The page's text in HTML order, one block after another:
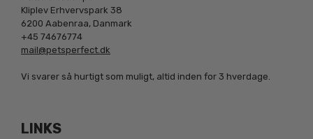
Kliplev Erhvervspark 38
6200 Aabenraa, Danmark
+45 74676774
mail@petsperfect.dk
Vi svarer så hurtigt som muligt, altid inden for 3 hverdage.
LINKS